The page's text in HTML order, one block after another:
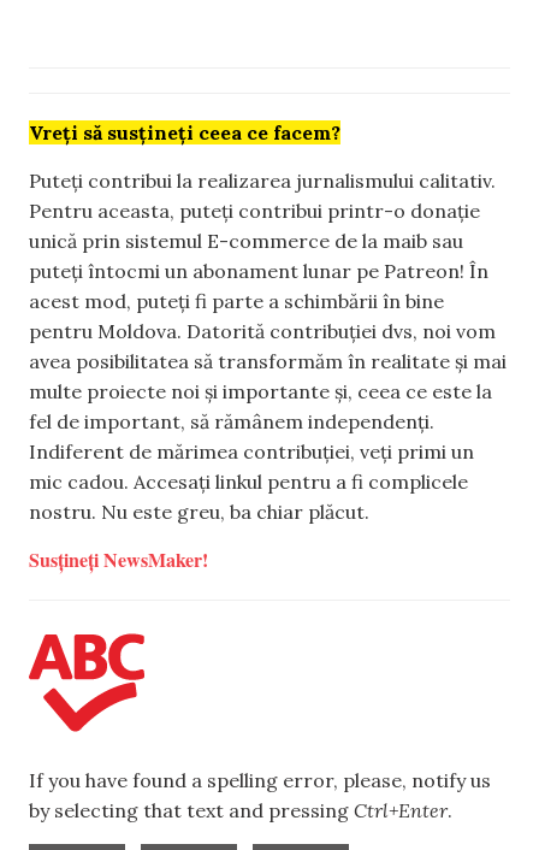
Vreți să susțineți ceea ce facem?
Puteți contribui la realizarea jurnalismului calitativ.
Pentru aceasta, puteți contribui printr-o donație
unică prin sistemul E-commerce de la maib sau
puteți întocmi un abonament lunar pe Patreon! În
acest mod, puteți fi parte a schimbării în bine
pentru Moldova. Datorită contribuției dvs, noi vom
avea posibilitatea să transformăm în realitate și mai
multe proiecte noi și importante și, ceea ce este la
fel de important, să rămânem independenți.
Indiferent de mărimea contribuției, veți primi un
mic cadou. Accesați linkul pentru a fi complicele
nostru. Nu este greu, ba chiar plăcut.
Susțineți NewsMaker!
If you have found a spelling error, please, notify us
by selecting that text and pressing Ctrl+Enter.